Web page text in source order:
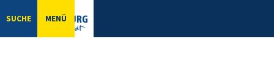
SUCHE MENÜ